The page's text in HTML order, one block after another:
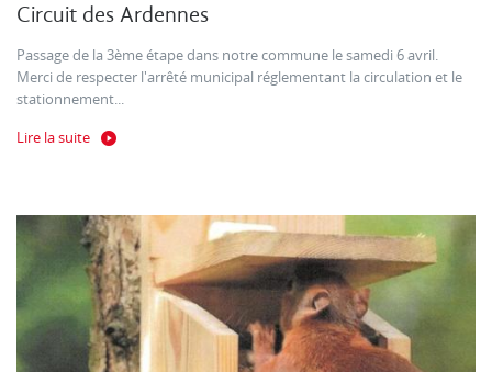
Circuit des Ardennes
Passage de la 3ème étape dans notre commune le samedi 6 avril.
Merci de respecter l'arrêté municipal réglementant la circulation et le
stationnement...
Lire la suite